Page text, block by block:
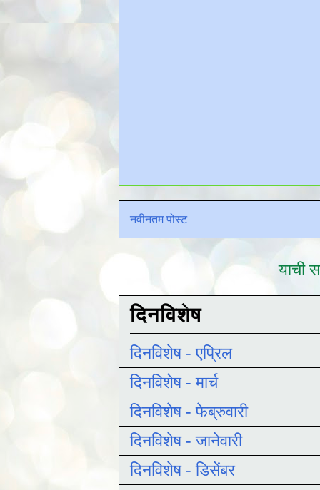
नवीनतम पोस्ट
याची
दिनविशेष
दिनविशेष - एप्रिल
दिनविशेष - मार्च
दिनविशेष - फेब्रुवारी
दिनविशेष - जानेवारी
दिनविशेष - डिसेंबर